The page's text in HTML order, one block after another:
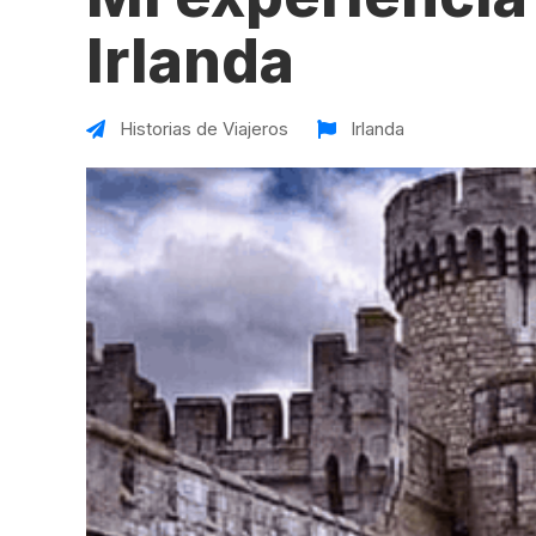
Working Holidays
Malta
Reino Unido
VER TODAS LAS EXPERIENCIAS
Irlanda
Historias de Viajeros Irlanda